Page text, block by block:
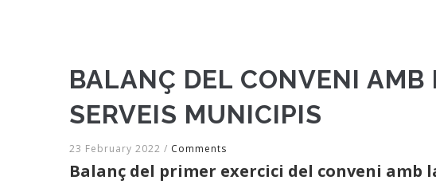
BALANÇ DEL CONVENI AMB
SERVEIS MUNICIPIS
23 February 2022 / Comments
Balanç del primer exercici del conveni amb